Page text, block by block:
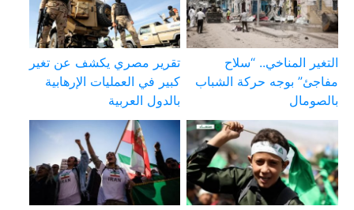
التغير المناخي.. “سلاح
مفاجئ” بوجه حركة الشباب
بالصومال
تقرير مصري يكشف عن تغير
كبير في العمليات الإرهابية
بالدول العربية